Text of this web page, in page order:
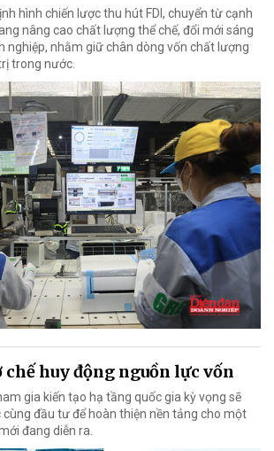
hình chiến lược thu hút FDI, chuyển từ cạnh
nâng cao chất lượng thể chế, đổi mới sáng
nghiệp, nhằm giữ chân dòng vốn chất lượng
trong nước.
chế huy động nguồn lực vốn
gia kiến tạo hạ tầng quốc gia kỳ vọng sẽ
đầu tư để hoàn thiện nền tảng cho một
đang diễn ra.